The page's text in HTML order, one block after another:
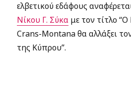
ελβετικού εδάφους
Νίκου Γ. Σύκα με τον τίτλο
Crans-Montana θα αλλάξει
της Κύπρου”.